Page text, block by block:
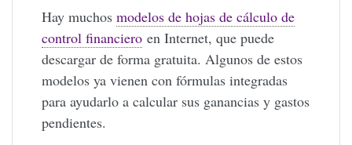
Hay muchosmodelos de hojas de cálculo de
control financiero en Internet, que puede
descargar de forma gratuita. Algunos de estos
modelos ya vienen con fórmulas integradas
para ayudarlo a calcular sus ganancias y gastos
pendientes.